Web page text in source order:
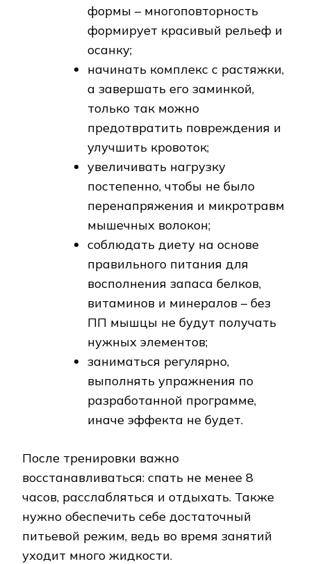
формы – многоповторность
формирует красивый рельеф и
осанку;
начинать комплекс с растяжки,
а завершать его заминкой,
только так можно
предотвратить повреждения и
улучшить кровоток;
увеличивать нагрузку
постепенно, чтобы не было
перенапряжения и микротравм
мышечных волокон;
соблюдать диету на основе
правильного питания для
восполнения запаса белков,
витаминов и минералов – без
ПП мышцы не будут получать
нужных элементов;
заниматься регулярно,
выполнять упражнения по
разработанной программе,
иначе эффекта не будет.
После тренировки важно
восстанавливаться: спать не менее 8
часов, расслабляться и отдыхать. Также
нужно обеспечить себе достаточный
питьевой режим, ведь во время занятий
уходит много жидкости.